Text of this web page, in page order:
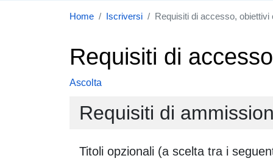
Home Iscriversi Requisiti di accesso, obiettivi
Requisiti di
Ascolta
Requisiti di
Titoli opzionali (a scelta tra i